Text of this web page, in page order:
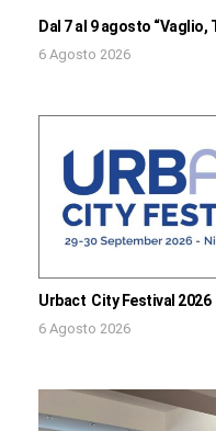
Dal 7 al 9 agosto “Vaglio,
6 Agosto 2026
Urbact City Festival 2026
6 Agosto 2026